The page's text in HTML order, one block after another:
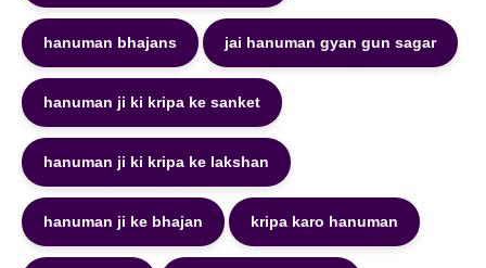
hanuman bhajans jai hanuman gyan gun sagar
hanuman ji ki kripa ke sanket
hanuman ji ki kripa ke lakshan
hanuman ji ke bhajan kripa karo hanuman